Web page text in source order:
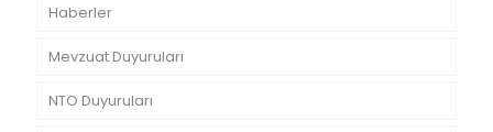
Haberler
Mevzuat Duyuruları
NTO Duyuruları